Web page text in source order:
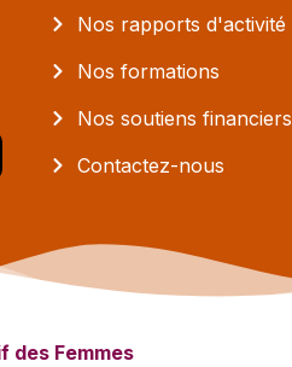
Nos rapports d'activité
Nos formations
Nos soutiens financiers
Contactez-nous
des Femmes